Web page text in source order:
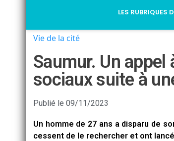
LES RUBRIQUES
Vie de la cité
Saumur. Un
sociaux suite à
Publié le 09/11/2023
Un homme de 27 ans a disparu de
cessent de le rechercher et ont